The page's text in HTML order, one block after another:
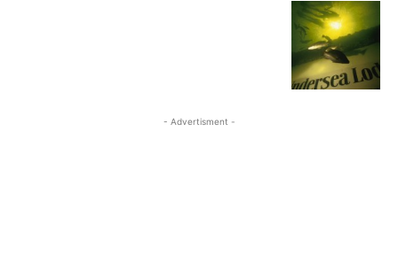
- Advertisment -